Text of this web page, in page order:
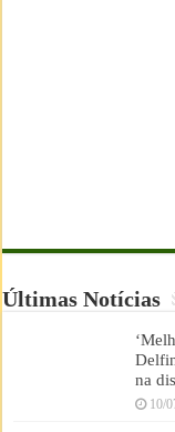
Últimas Notícias
na
10/